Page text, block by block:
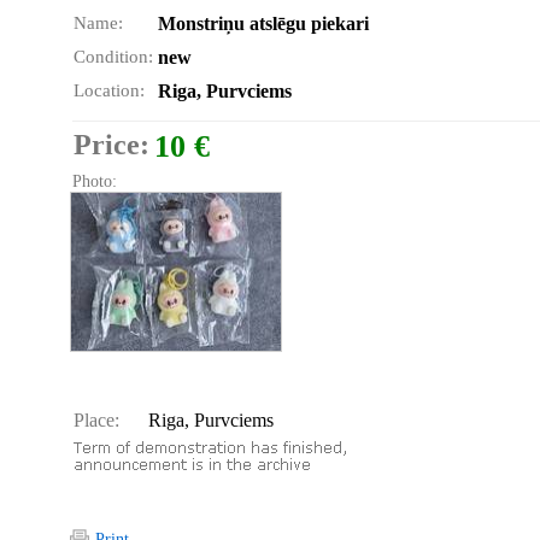
Name: Monstriņu atslēgu piekari
Condition: new
Location: Riga, Purvciems
Price: 10 €
Photo:
Place: Riga, Purvciems